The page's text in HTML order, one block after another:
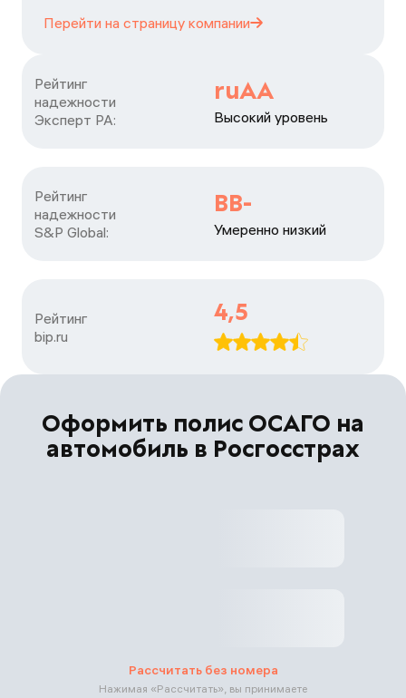
Перейти на страницу компании
Рейтинг
надежности
Эксперт РА:
ruAA
Высокий уровень
Рейтинг
надежности
S&P Global:
BB-
Умеренно низкий
Рейтинг
bip.ru
4,5
Оформить полис ОСАГО на
автомобиль в Росгосстрах
Рассчитать без номера
Нажимая «Рассчитать», вы принимаете